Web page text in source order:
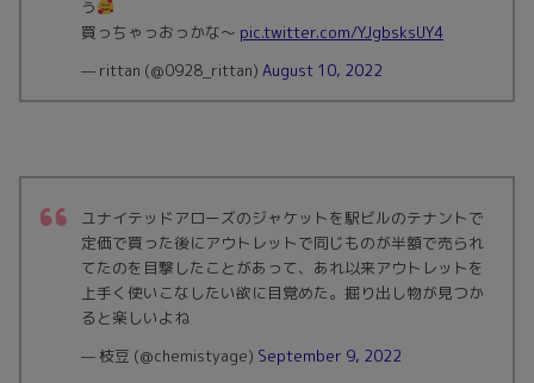
最近ではユナイテッドアローズ の福袋の販売がないため、
お買い物の参考にユナイテッドアローズのアイテムについ
ユナイテッドアローズで見たこのブラウスかわいくて一目
惚れ♡
まだまだ暑いし、生地もしっかりしてるから秋まで着れそ
う
買っちゃっおっかな～
— rittan (@0928_rittan)August 10, 2022